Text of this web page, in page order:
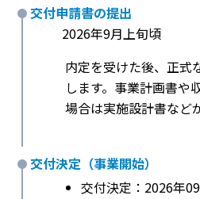
交付申請書の提出
2026年9月上旬頃
内定を受けた後、正式
します。事業計画書や
場合は実施設計書など
交付決定（事業開始）
交付決定：2026年